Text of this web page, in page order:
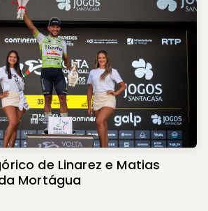
de Linarez e Matias
Mortágua